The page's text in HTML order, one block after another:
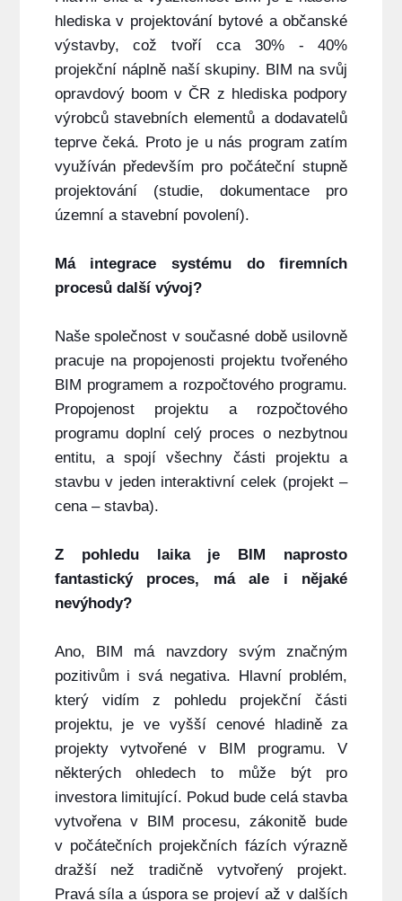
hlediska v projektování bytové a občanské
výstavby, což tvoří cca 30% - 40%
projekční náplně naší skupiny. BIM na svůj
opravdový boom v ČR z hlediska podpory
výrobců stavebních elementů a dodavatelů
teprve čeká. Proto je u nás program zatím
využíván především pro počáteční stupně
projektování (studie, dokumentace pro
územní a stavební povolení).
Má integrace systému do firemních
procesů další vývoj?
Naše společnost v současné době usilovně
pracuje na propojenosti projektu tvořeného
BIM programem a rozpočtového programu.
Propojenost projektu a rozpočtového
programu doplní celý proces o nezbytnou
entitu, a spojí všechny části projektu a
stavbu v jeden interaktivní celek (projekt –
cena – stavba).
Z pohledu laika je BIM naprosto
fantastický proces, má ale i nějaké
nevýhody?
Ano, BIM má navzdory svým značným
pozitivům i svá negativa. Hlavní problém,
který vidím z pohledu projekční části
projektu, je ve vyšší cenové hladině za
projekty vytvořené v BIM programu. V
některých ohledech to může být pro
investora limitující. Pokud bude celá stavba
vytvořena v BIM procesu, zákonitě bude
v počátečních projekčních fázích výrazně
dražší než tradičně vytvořený projekt.
Pravá síla a úspora se projeví až v dalších